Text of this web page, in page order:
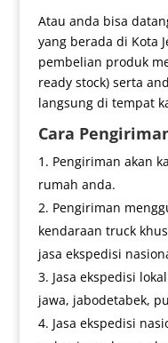
Atau anda bisa
yang berada di Kota
pembelian produk
ready stock) serta
langsung di tempat
Cara
Pengiriman akan
rumah anda.
Pengiriman
kendaraan truck
jasa ekspedisi
Jasa ekspedisi
jawa, jabodetabek,
Jasa ekspedisi